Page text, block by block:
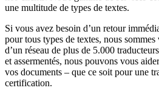
une multitude de types de textes.
Si vous avez besoin d’un retour
pour tous types de textes, nous
d’un réseau de plus de 5.000
et assermentés, nous pouvons vous
vos documents – que ce soit pour une
certification.